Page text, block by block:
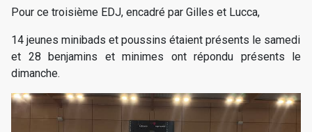
Pour ce troisième EDJ, encadré par Gilles et Lucca,
14 jeunes minibads et poussins étaient présents le samedi
et 28 benjamins et minimes ont répondu présents le
dimanche.